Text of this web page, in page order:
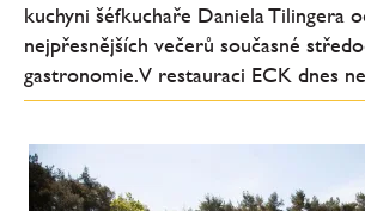
kuchyni šéfkuchaře Daniela Tilingera
nejpřesnějších večerů současné
gastronomie. V restauraci ECK dnes